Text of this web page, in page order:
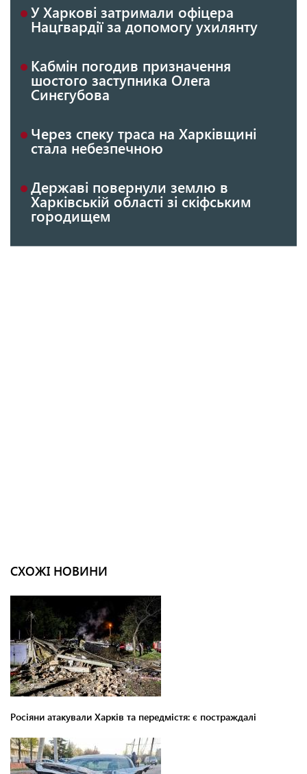
У Харкові затримали офіцера
Нацгвардії за допомогу ухилянту
Кабмін погодив призначення
шостого заступника Олега
Синєгубова
Через спеку траса на Харківщині
стала небезпечною
Державі повернули землю в
Харківській області зі скіфським
городищем
СХОЖІ НОВИНИ
Росіяни атакували Харків та передмістя: є постраждалі